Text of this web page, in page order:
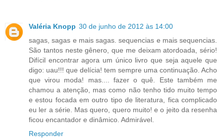
Valéria Knopp 30 de junho de 2012 às 14:00
sagas, sagas e mais sagas. sequencias e mais sequencias.
São tantos neste gênero, que me deixam atordoada, sério!
Difícil encontrar agora um único livro que seja aquele que
digo: uau!!! que delícia! tem sempre uma continuação. Acho
que virou moda! mas.... fazer o quê. Este também me
chamou a atenção, mas como não tenho tido muito tempo
e estou focada em outro tipo de literatura, fica complicado
eu ler a série. Mas quero, quero muito! e o jeito da resenha
ficou encantador e dinâmico. Admirável.
Responder